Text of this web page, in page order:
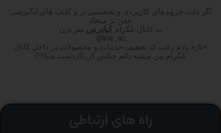
اگر دلت جزوه های کاربردی و تخصصی تر و کلیپ های انگیزشی
خفن تر میخاد
به کانال تلگرام کیادرس سر بزن
kia_ac@
>تازه یادم رفت کد تخفیف خدمات و محصولات در داخل کانال
تلگرام پین میشه دائم چکش کن (ازدست ندیا!!!)